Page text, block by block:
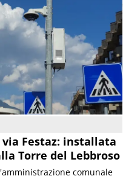
Festaz: installata
Torre del Lebbroso
comunale